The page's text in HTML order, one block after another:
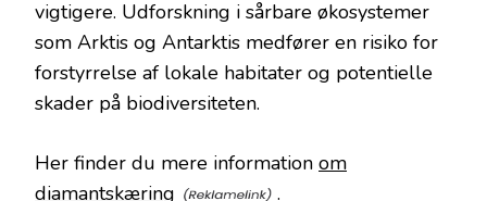
vigtigere. Udforskning i sårbare økosystemer
som Arktis og Antarktis medfører en risiko for
forstyrrelse af lokale habitater og potentielle
skader på biodiversiteten.
Her finder du mere information om
diamantskæring
.